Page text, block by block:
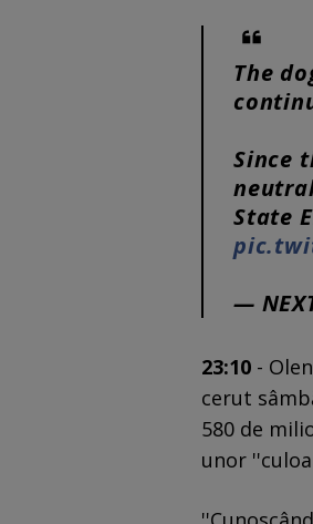
The
Since
State
—
23:10 -
cerut
580 de
unor